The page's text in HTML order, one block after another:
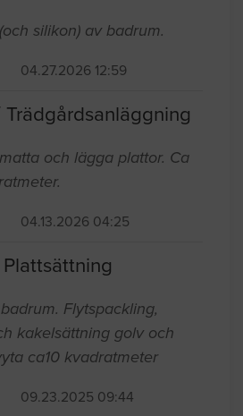
silikon) av badrum.
04.27.2026 12:59
Trädgårdsanläggning
och lägga plattor. Ca
04.13.2026 04:25
Flytspackling,
kakelsättning golv och
ca10 kvadratmeter
09.23.2025 09:44